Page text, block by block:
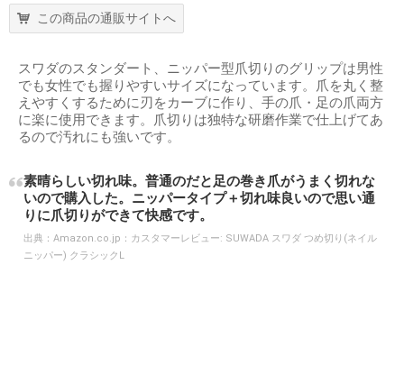
この商品の通販サイトへ
スワダのスタンダート、ニッパー型爪切りのグリップは男性
でも女性でも握りやすいサイズになっています。爪を丸く整
えやすくするために刃をカーブに作り、手の爪・足の爪両方
に楽に使用できます。爪切りは独特な研磨作業で仕上げてあ
るので汚れにも強いです。
素晴らしい切れ味。普通のだと足の巻き爪がうまく切れな
いので購入した。ニッパータイプ＋切れ味良いので思い通
りに爪切りができて快感です。
出典： Amazon.co.jp：カスタマーレビュー: SUWADA スワダ つめ切り(ネイル
ニッパー) クラシックL